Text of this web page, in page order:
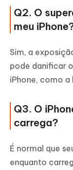
Q2. O
meu
Sim, a
pode danificar
iPhone, como
Q3. O
carrega?
É normal que
enquanto